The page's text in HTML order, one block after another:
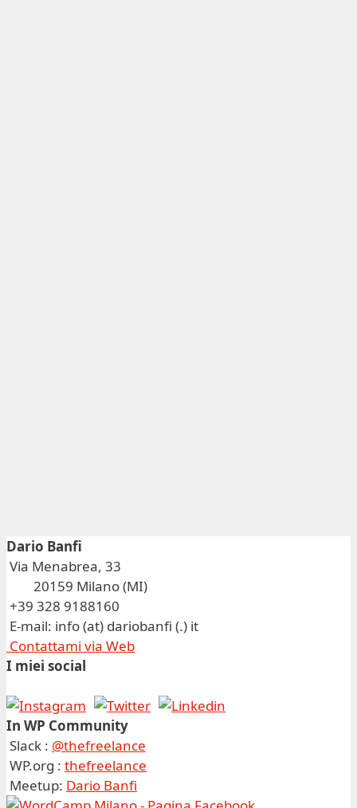
Dario Banfi
Via Menabrea, 33
20159 Milano (MI)
+39 328 9188160
E-mail: info (at) dariobanfi (.) it
Contattami via Web
I miei social
In WP Community
Slack : @thefreelance
WP.org : thefreelance
Meetup: Dario Banfi